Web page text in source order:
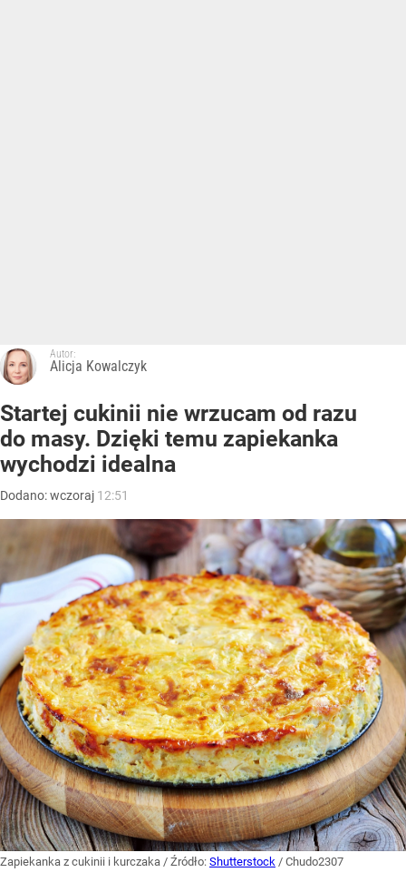
Autor:
Alicja Kowalczyk
Startej cukinii nie wrzucam od razu
do masy. Dzięki temu zapiekanka
wychodzi idealna
Dodano:wczoraj 12:51
Zapiekanka z cukinii i kurczaka / Źródło: Shutterstock / Chudo2307